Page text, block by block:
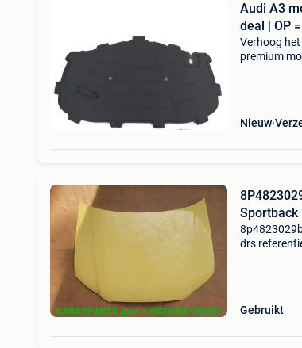
Audi A3
deal | OP
Verhoog
premium
Nieuw
Sportback
drs
Gebruikt